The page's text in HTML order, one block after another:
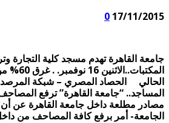
17/11/2015
0
جامعة القاهرة تهدم مسجد كلية التجارة
الحالي الحصاد المصري – شبكة
المساجد.. “جامعة القاهرة” ترفع
مصادر مطلعة داخل جامعة القاهرة عن
الجامعة- أمر برفع كافة المصاحف من